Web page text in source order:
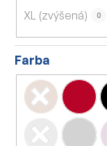
XL (zvýšená) 0
Farba